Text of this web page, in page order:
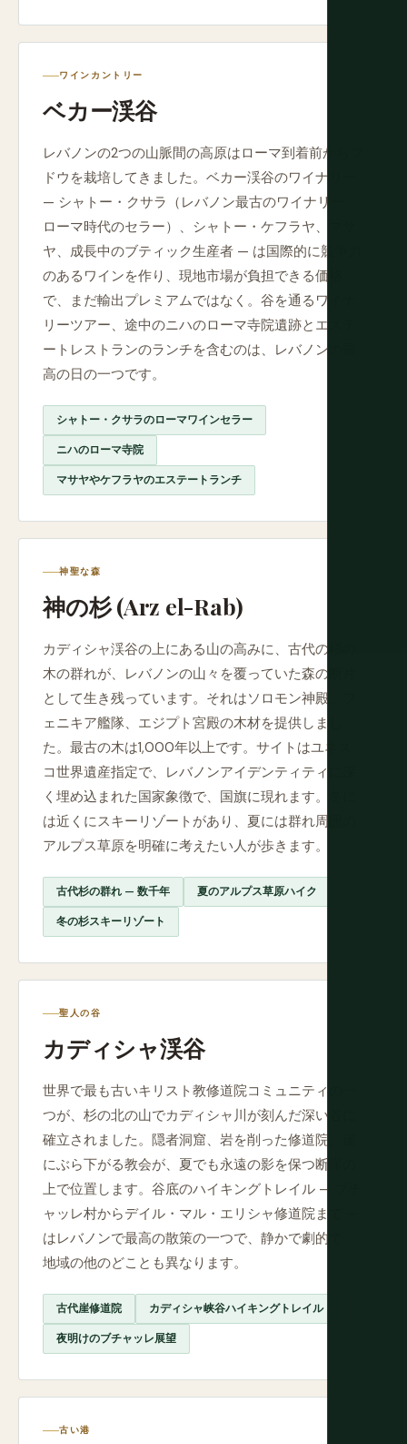
ワインカントリー
ベカー渓谷
レバノンの2つの山脈間の高原はローマ到着前からブ
ドウを栽培してきました。ベカー渓谷のワイナリー
— シャトー・クサラ（レバノン最古のワイナリー、
ローマ時代のセラー）、シャトー・ケフラヤ、マサ
ヤ、成長中のブティック生産者 — は国際的に競争力
のあるワインを作り、現地市場が負担できる価格
で、まだ輸出プレミアムではなく。谷を通るワイナ
リーツアー、途中のニハのローマ寺院遺跡とエステ
ートレストランのランチを含むのは、レバノンの最
高の日の一つです。
シャトー・クサラのローマワインセラー
ニハのローマ寺院
マサヤやケフラヤのエステートランチ
神聖な森
神の杉 (Arz el-Rab)
カディシャ渓谷の上にある山の高みに、古代の杉の
木の群れが、レバノンの山々を覆っていた森の断片
として生き残っています。それはソロモン神殿、フ
ェニキア艦隊、エジプト宮殿の木材を提供しまし
た。最古の木は1,000年以上です。サイトはユネス
コ世界遺産指定で、レバノンアイデンティティに深
く埋め込まれた国家象徴で、国旗に現れます。冬に
は近くにスキーリゾートがあり、夏には群れ周囲の
アルプス草原を明確に考えたい人が歩きます。
古代杉の群れ — 数千年 夏のアルプス草原ハイク
冬の杉スキーリゾート
聖人の谷
カディシャ渓谷
世界で最も古いキリスト教修道院コミュニティの一
つが、杉の北の山でカディシャ川が刻んだ深い谷に
確立されました。隠者洞窟、岩を削った修道院、崖
にぶら下がる教会が、夏でも永遠の影を保つ断崖の
上で位置します。谷底のハイキングトレイル — ブチ
ャッレ村からデイル・マル・エリシャ修道院まで —
はレバノンで最高の散策の一つで、静かで劇的で、
地域の他のどことも異なります。
古代崖修道院 カディシャ峡谷ハイキングトレイル
夜明けのブチャッレ展望
古い港